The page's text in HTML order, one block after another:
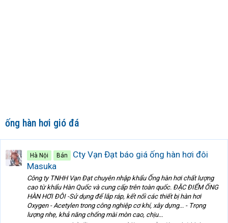
ống hàn hơi gió đá
Hà Nội Bán
Cty Vạn Đạt báo giá ống hàn hơi đôi
Masuka
Công ty TNHH Vạn Đạt chuyên nhập khẩu Ống hàn hơi chất lượng
cao từ khẩu Hàn Quốc và cung cấp trên toàn quốc. ĐẶC ĐIỂM ỐNG
HÀN HƠI ĐÔI -Sử dụng để lắp ráp, kết nối các thiết bị hàn hơi
Oxygen - Acetylen trong công nghiệp cơ khí, xây dựng... - Trọng
lượng nhẹ, khả năng chống mài mòn cao, chịu...